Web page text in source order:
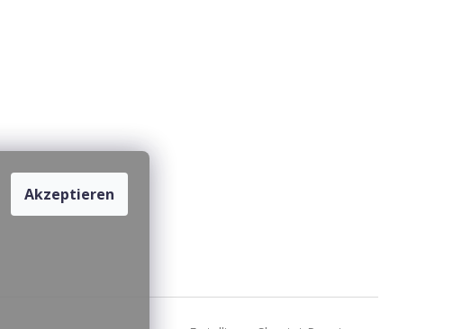
Akzeptieren